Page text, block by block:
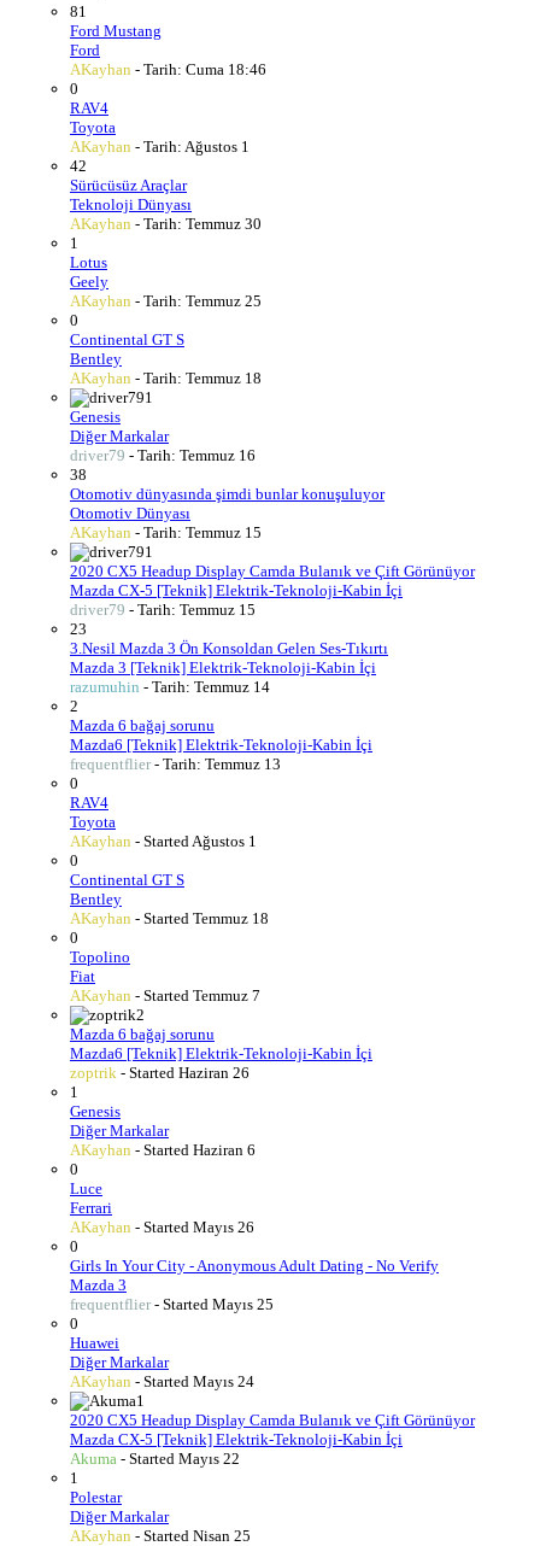
81
Ford Mustang
Ford
AKayhan - Tarih: Cuma 18:46
0
RAV4
Toyota
AKayhan - Tarih: Ağustos 1
42
Sürücüsüz Araçlar
Teknoloji Dünyası
AKayhan - Tarih: Temmuz 30
1
Lotus
Geely
AKayhan - Tarih: Temmuz 25
0
Continental GT S
Bentley
AKayhan - Tarih: Temmuz 18
1
Genesis
Diğer Markalar
driver79 - Tarih: Temmuz 16
38
Otomotiv dünyasında şimdi bunlar konuşuluyor
Otomotiv Dünyası
AKayhan - Tarih: Temmuz 15
1
2020 CX5 Headup Display Camda Bulanık ve Çift Görünüyor
Mazda CX-5 [Teknik] Elektrik-Teknoloji-Kabin İçi
driver79 - Tarih: Temmuz 15
23
3.Nesil Mazda 3 Ön Konsoldan Gelen Ses-Tıkırtı
Mazda 3 [Teknik] Elektrik-Teknoloji-Kabin İçi
razumuhin - Tarih: Temmuz 14
2
Mazda 6 bağaj sorunu
Mazda6 [Teknik] Elektrik-Teknoloji-Kabin İçi
frequentflier- Tarih: Temmuz 13
0
RAV4
Toyota
AKayhan - Started Ağustos 1
0
Continental GT S
Bentley
AKayhan - Started Temmuz 18
0
Topolino
Fiat
AKayhan - Started Temmuz 7
2
Mazda 6 bağaj sorunu
Mazda6 [Teknik] Elektrik-Teknoloji-Kabin İçi
zoptrik - Started Haziran 26
1
Genesis
Diğer Markalar
AKayhan - Started Haziran 6
0
Luce
Ferrari
AKayhan - Started Mayıs 26
0
Girls In Your City - Anonymous Adult Dating - No Verify
Mazda 3
frequentflier- Started Mayıs 25
0
Huawei
Diğer Markalar
AKayhan - Started Mayıs 24
1
2020 CX5 Headup Display Camda Bulanık ve Çift Görünüyor
Mazda CX-5 [Teknik] Elektrik-Teknoloji-Kabin İçi
Akuma - Started Mayıs 22
1
Polestar
Diğer Markalar
AKayhan - Started Nisan 25